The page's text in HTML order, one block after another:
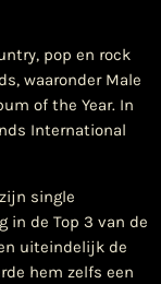
pop en rock
waaronder Male
of the Year. In
International
single
in de Top 3 van de
uiteindelijk de
hem zelfs een